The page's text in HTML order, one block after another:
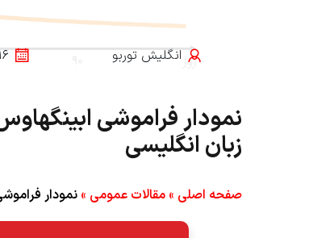
انگلیش‌ توربو
زبان انگلیسی
صفحه اصلی » مقالات عمومی » نمودار فراموشی ابینگهاوس